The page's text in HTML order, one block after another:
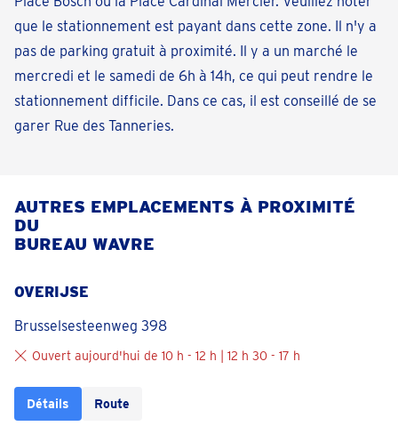
que le stationnement est payant dans cette zone. Il n'y a
pas de parking gratuit à proximité. Il y a un marché le
mercredi et le samedi de 6h à 14h, ce qui peut rendre le
stationnement difficile. Dans ce cas, il est conseillé de se
garer Rue des Tanneries.
AUTRES EMPLACEMENTS À PROXIMITÉ
DU
BUREAU WAVRE
OVERIJSE
Brusselsesteenweg 398
Ouvert aujourd'hui de 10 h - 12 h | 12 h 30 - 17 h
Détails Route